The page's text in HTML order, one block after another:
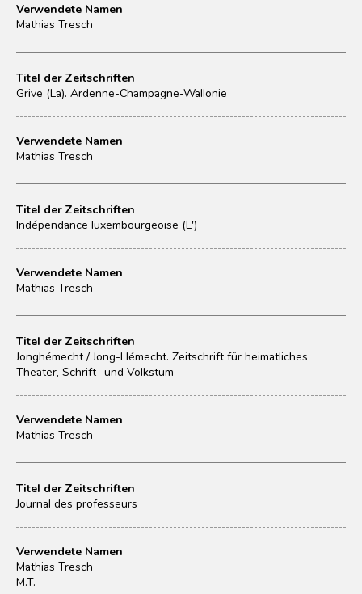
Verwendete Namen
Mathias Tresch
Titel der Zeitschriften
Grive (La). Ardenne-Champagne-Wallonie
Verwendete Namen
Mathias Tresch
Titel der Zeitschriften
Indépendance luxembourgeoise (L')
Verwendete Namen
Mathias Tresch
Titel der Zeitschriften
Jonghémecht / Jong-Hémecht. Zeitschrift für heimatliches
Theater, Schrift- und Volkstum
Verwendete Namen
Mathias Tresch
Titel der Zeitschriften
Journal des professeurs
Verwendete Namen
Mathias Tresch
M.T.